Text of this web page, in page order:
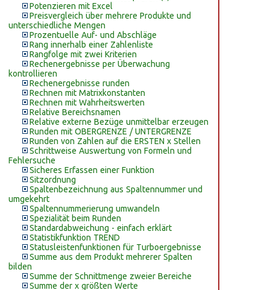
Potenzieren mit Excel
Preisvergleich über mehrere Produkte und
unterschiedliche Mengen
Prozentuelle Auf- und Abschläge
Rang innerhalb einer Zahlenliste
Rangfolge mit zwei Kriterien
Rechenergebnisse per Überwachung
kontrollieren
Rechenergebnisse runden
Rechnen mit Matrixkonstanten
Rechnen mit Wahrheitswerten
Relative Bereichsnamen
Relative externe Bezüge unmittelbar erzeugen
Runden mit OBERGRENZE / UNTERGRENZE
Runden von Zahlen auf die ERSTEN x Stellen
Schrittweise Auswertung von Formeln und
Fehlersuche
Sicheres Erfassen einer Funktion
Sitzordnung
Spaltenbezeichnung aus Spaltennummer und
umgekehrt
Spaltennummerierung umwandeln
Spezialität beim Runden
Standardabweichung - einfach erklärt
Statistikfunktion TREND
Statusleistenfunktionen für Turboergebnisse
Summe aus dem Produkt mehrerer Spalten
bilden
Summe der Schnittmenge zweier Bereiche
Summe der x größten Werte